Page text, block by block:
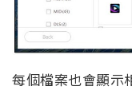
每個檔案也會顯示